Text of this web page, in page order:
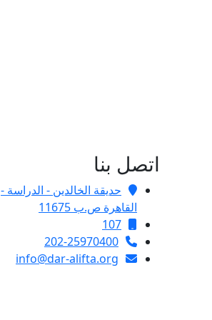
اتصل بنا
حديقة الخالدين - الدراسة -
القاهرة ص.ب 11675
107
202-25970400
info@dar-alifta.org